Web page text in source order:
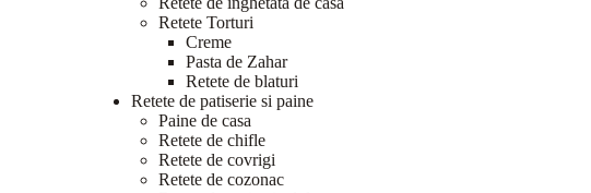
Retete Torturi
Creme
Pasta de Zahar
Retete de blaturi
Retete de patiserie si paine
Paine de casa
Retete de chifle
Retete de covrigi
Retete de cozonac